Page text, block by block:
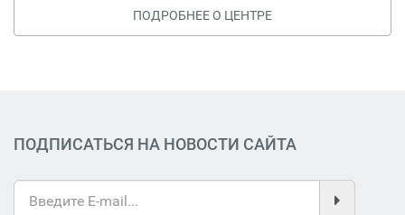
ПОДРОБНЕЕ О ЦЕНТРЕ
ПОДПИСАТЬСЯ НА НОВОСТИ САЙТА